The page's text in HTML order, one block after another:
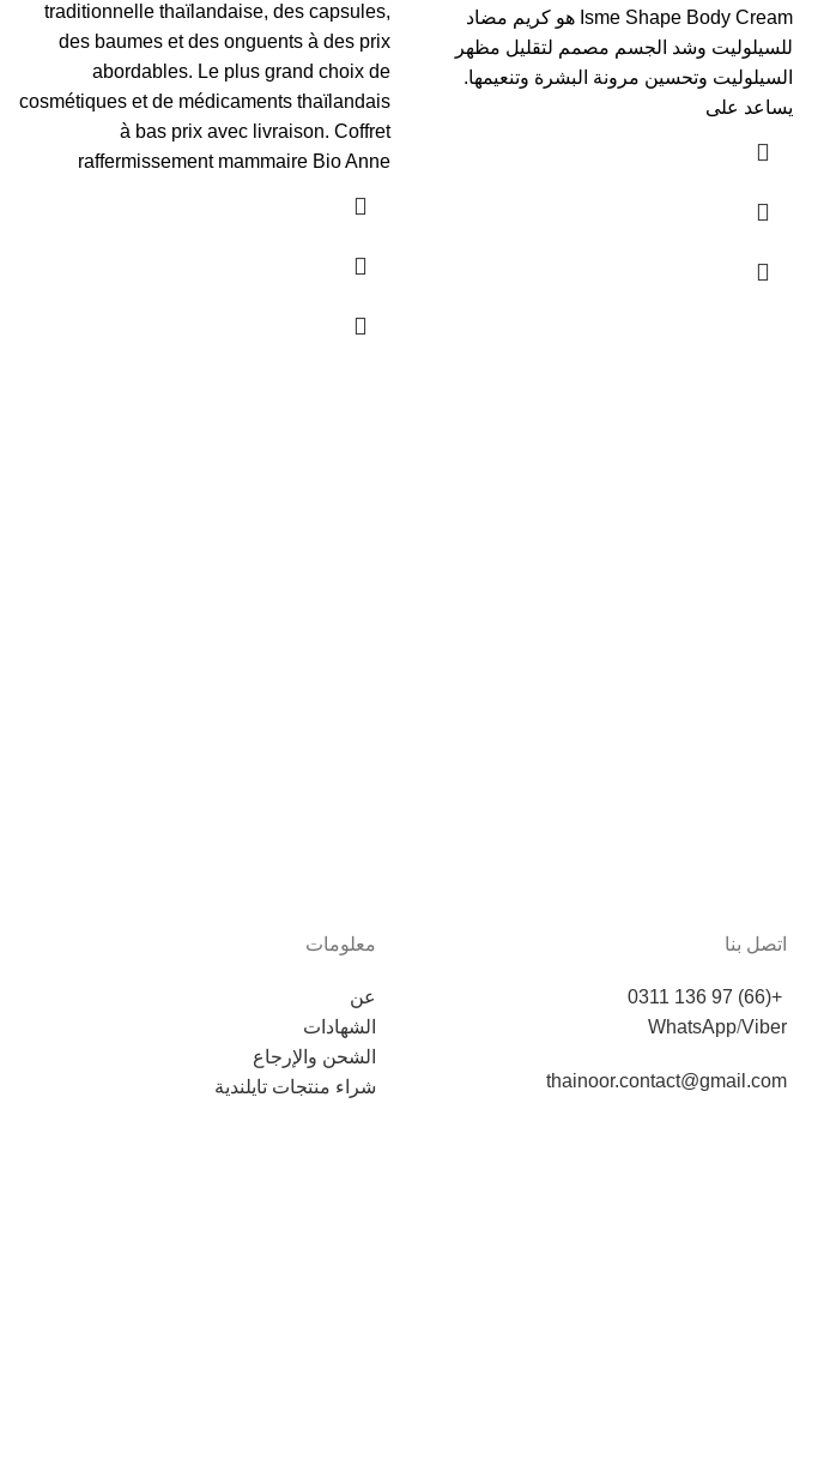
Isme Shape Body Cream هو كريم مضاد
للسيلوليت وشد الجسم مصمم لتقليل مظهر
السيلوليت وتحسين مرونة البشرة وتنعيمها.
يساعد على
traditionnelle thaïlandaise, des capsules,
des baumes et des onguents à des prix
abordables. Le plus grand choix de
cosmétiques et de médicaments thaïlandais
à bas prix avec livraison. Coffret
raffermissement mammaire Bio Anne
اتصل بنا
+(66) 97 136 0311
WhatsApp/Viber
thainoor.contact@gmail.com
معلومات
عن
الشهادات
الشحن والإرجاع
شراء منتجات تايلندية